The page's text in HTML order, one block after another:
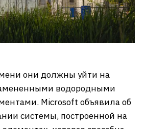
они должны уйти на
водородными
Microsoft объявила об
системы, построенной на